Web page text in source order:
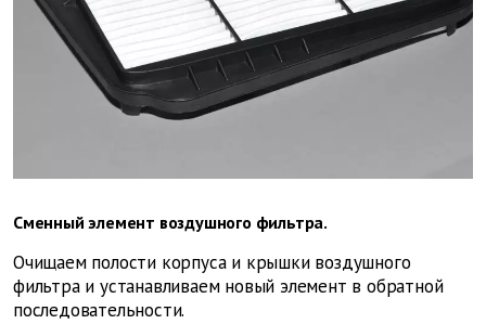
Сменный элемент воздушного фильтра.
Очищаем полости корпуса и крышки воздушного
фильтра и устанавливаем новый элемент в обратной
последовательности.